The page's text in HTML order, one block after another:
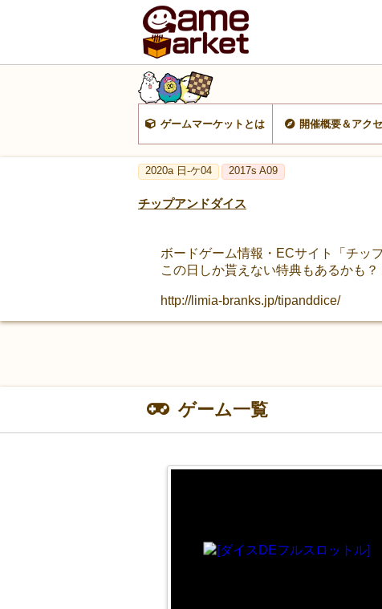
ゲームマーケットとは 開催概要＆アク
2020a 日-ケ04 2017s A09
チップアンドダイス
ボードゲーム情報・ECサイト「チッ
この日しか貰えない特典もあるかも
http://limia-branks.jp/tipanddice/
ゲーム一覧